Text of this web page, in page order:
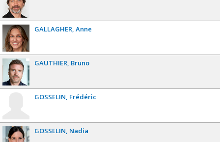
GALLAGHER Anne
GAUTHIER Bruno
GOSSELIN Frédéric
GOSSELIN Nadia